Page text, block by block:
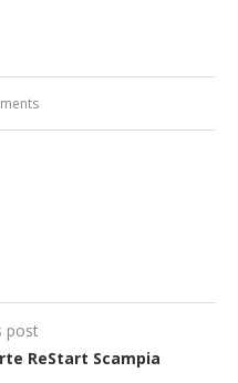
post
ReStart Scampia